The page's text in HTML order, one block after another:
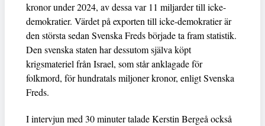
kronor under 2024, av dessa var 11 miljarder till icke-
demokratier. Värdet på exporten till icke-demokratier är
den största sedan Svenska Freds började ta fram statistik.
Den svenska staten har dessutom själva köpt
krigsmateriel från Israel, som står anklagade för
folkmord, för hundratals miljoner kronor, enligt Svenska
Freds.
I intervjun med 30 minuter talade Kerstin Bergeå också